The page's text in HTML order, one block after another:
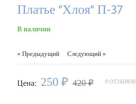
Платье "Хлоя" П-37
В наличии
« Предыдущий Следующий »
Цена: 250 ₽ 420 ₽ 0 ОТЗЫВОВ